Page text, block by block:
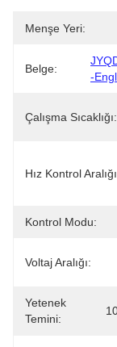
Menşe Yeri:
Belge:
-
Çalışma Sıcaklığı:
Hız Kontrol
Kontrol Modu:
Voltaj Aralığı:
Yetenek
Temini: